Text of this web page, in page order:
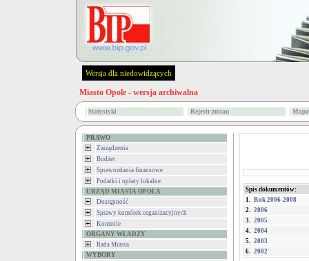
Wersja dla niedowidzących
Miasto Opole - wersja archiwalna
Statystyki Rejestr zmian
PRAWO
Zarządzenia
Budżet
Sprawozdania finansowe
Podatki i opłaty lokalne
URZĄD MIASTA OPOLA
Dostępność
Sprawy komórek organizacyjnych
Kontrole
ORGANY WŁADZY
Rada Miasta
WYBORY
Spis dokumentów:
1. Rok 2006-2008
2. 2006
3. 2005
4. 2004
5. 2003
6. 2002